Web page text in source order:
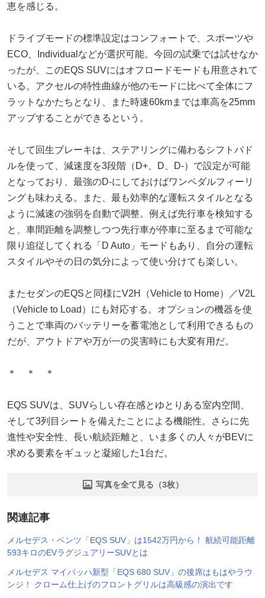
恵を感じる。
ドライブモードの標準設定はコンフォートで、スポーツや
ECO、Individualなどが選択可能。今回の試乗では試せなか
ったが、このEQS SUVにはオフロードモードも用意されて
いる。アクセルの特性曲線が他のモードに比べて全体にフ
ラットなかたちとなり、また時速60kmまでは車高を25mm
アップすることができるという。
そして回生ブレーキは、ステアリングに備わるシフトパド
ルを使って、減速度を3段階（D+、D、D-）で設定が可能
となっており、最強のD-にしておけばワンペダルフィーリ
ングも味わえる。また、最も効率的な運転スタイルとなる
ように減速の強弱を自動で調整。例えば先行車を検知する
と、車間距離を調整しつつ先行車が停車に至るまで可能な
限り追従してくれる「D Auto」モードもあり、自分の運転
スタイルやその日の気分によって使い分けても楽しい。
またセダンのEQSと同様にV2H（Vehicle to Home）／V2L
（Vehicle to Load）にも対応する。オプションの機器を使
うことで車両のバッテリーを蓄電池として利用できるもの
だが、アウトドアや万が一の災害時にも大変有用だ。
＊ ＊ ＊
EQS SUVは、SUVらしい存在感とゆとりある室内空間、
そして3列目シートを備えたことによる機能性。さらに先
進性や安全性、長い航続距離と、いま多くの人々がBEVに
求める要素をギュッと凝縮した1台だ。
写真を全て見る（3枚）
関連記事
メルセデス・ベンツ「EQS SUV」は1542万円から！ 航続可能距離
593キロのEVラグジュアリーSUVとは
メルセデス マイバッハ新型「EQS 680 SUV」の後席はもはやラウ
ンジ！ クローム仕上げのフロントグリルは高級感の演出です